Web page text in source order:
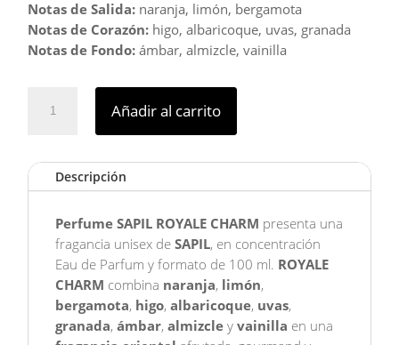
Notas de Salida: naranja, limón, bergamota
Notas de Corazón: higo, albaricoque, uvas, granada
Notas de Fondo:ámbar, almizcle, vainilla
ROYALE
cantidad
Añadir al carrito
Descripción
Perfume SAPIL ROYALE CHARM presenta una
fragancia unisex deSAPIL, en concentración
Eau de Parfum y formato de 100 ml. ROYALE
CHARM combina naranja, limón,
bergamota, higo,albaricoque, uvas,
granada,ámbar,almizcle yvainilla en una